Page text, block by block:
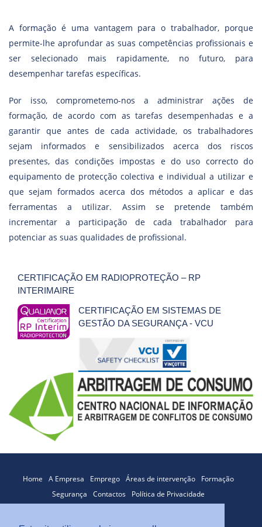
A formação é uma vantagem para o trabalhador, porque
permite-lhe aprofundar as suas competências profissionais e
ser selecionado mais rapidamente, no futuro, para
desempenhar tarefas específicas.
Por isso, comprometemo-nos a administrar ações de
formação, de acordo com as tarefas desempenhadas e a
garantir que antes de cada actividade, os trabalhadores
sejam informados e sensibilizados acerca dos riscos
presentes, das condições impostas e do uso correcto do
equipamento de protecção colectiva e individual a utilizar e
que sejam formados acerca dos métodos a aplicar e das
ferramentas a utilizar. Assim se pretende também
incrementar a participação de cada trabalhador para
potenciar as suas qualidades de profissional.
CERTIFICAÇÃO EM RADIOPROTEÇÃO – RP
INTERIMAIRE
CERTIFICAÇÃO EM SISTEMAS DE
GESTÃO DA SEGURANÇA - VCU
Home A Empresa Emprego Áreas de intervenção
Formação
Segurança
Contactos Política de Privacidade